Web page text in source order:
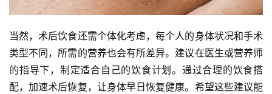
当然，术后饮食还需个体化考虑，每个人的身体状况和手术
类型不同，所需的营养也会有所差异。建议在医生或营养师
的指导下，制定适合自己的饮食计划。通过合理的饮食搭
配，加速术后恢复，让身体早日恢复健康。希望这些建议能